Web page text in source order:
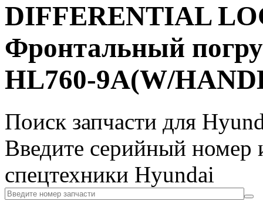
DIFFERENTIAL
Фронтальный
HL760-9A(W/
Поиск запчасти для
Введите серийный номер
спецтехники Hyundai